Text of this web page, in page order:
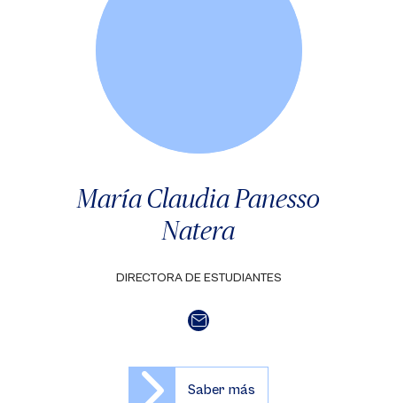
María Claudia Panesso
Natera
DIRECTORA DE ESTUDIANTES
Saber más